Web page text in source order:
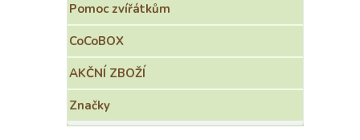
Pomoc zvířátkům
CoCoBOX
AKČNÍ ZBOŽÍ
Značky